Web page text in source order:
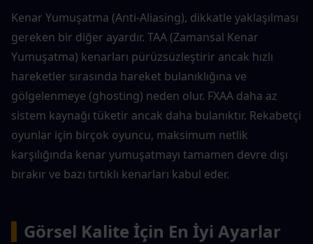
Kenar Yumuşatma (Anti-Aliasing), dikkatle yaklaşılması
gereken bir diğer ayardır. TAA (Zamansal Kenar
Yumuşatma) kenarları pürüzsüzleştirir ancak hızlı
hareketler sırasında hareket bulanıklığına ve
gölgelenmeye (ghosting) neden olur. FXAA daha az
sistem kaynağı tüketir ancak daha bulanıktır. Rekabetçi
oyunlar için birçok oyuncu, maksimum netlik
karşılığında kenar yumuşatmayı tamamen devre dışı
bırakır ve bazı tırtıklı kenarları kabul eder.
Görsel Kalite İçin En İyi Ayarlar